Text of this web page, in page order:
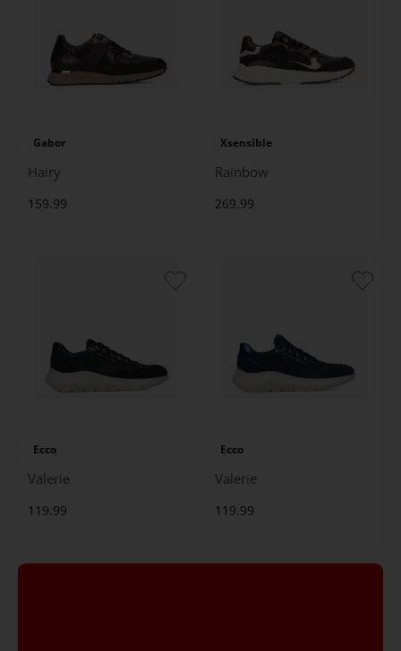
Gabor
Hairy
159.99
Xsensible
Rainbow
269.99
Ecco
Valerie
119.99
Ecco
Valerie
119.99